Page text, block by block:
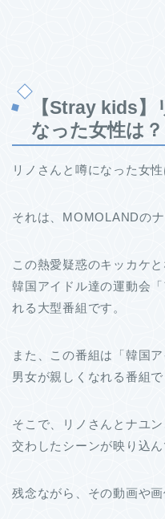
【Stray kids
なった女性は？
リノさんと噂になった女
それは、MOMOLANDのナ
この熱愛疑惑のキッカケ
韓国アイドル達の運動会
れる大型番組です。
また、この番組は「韓国
男女が親しくなれる番組で
そこで、リノさんとナユ
交わしたシーンが映り込ん
残念ながら、その動画や